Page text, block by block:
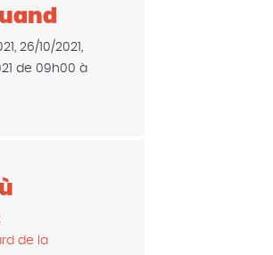
26/10/2021,
de 09h00 à
de la